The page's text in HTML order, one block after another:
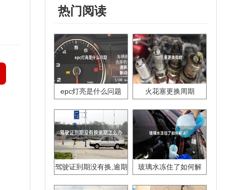
热门阅读
epc灯亮是什么问题 火花塞更换周期
驾驶证到期没有换,逾期
玻璃水冻住了如何解